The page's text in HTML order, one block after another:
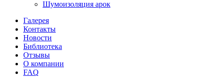
Шумоизоляция арок
Галерея
Контакты
Новости
Библиотека
Отзывы
О компании
FAQ